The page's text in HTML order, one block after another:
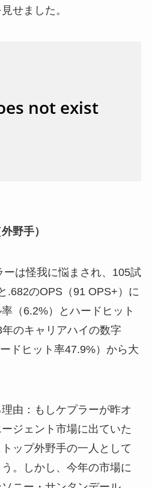
せました。
野手）
は怪我に悩まされ、105試
.682のOPS（91 OPS+）に
（6.2%）とハードヒット
のキャリアハイの数字
ドヒット率47.9%）から大
由：もしケプラーが昨オ
ジェント市場に出ていた
ップ外野手の一人として
。しかし、今年の市場に